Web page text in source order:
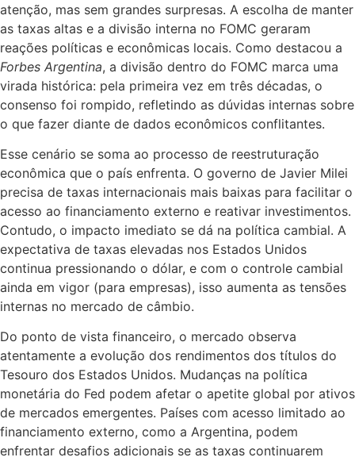
atenção, mas sem grandes surpresas. A escolha de manter
as taxas altas e a divisão interna no FOMC geraram
reações políticas e econômicas locais. Como destacou a
Forbes Argentina, a divisão dentro do FOMC marca uma
virada histórica: pela primeira vez em três décadas, o
consenso foi rompido, refletindo as dúvidas internas sobre
o que fazer diante de dados econômicos conflitantes.
Esse cenário se soma ao processo de reestruturação
econômica que o país enfrenta. O governo de Javier Milei
precisa de taxas internacionais mais baixas para facilitar o
acesso ao financiamento externo e reativar investimentos.
Contudo, o impacto imediato se dá na política cambial. A
expectativa de taxas elevadas nos Estados Unidos
continua pressionando o dólar, e com o controle cambial
ainda em vigor (para empresas), isso aumenta as tensões
internas no mercado de câmbio.
Do ponto de vista financeiro, o mercado observa
atentamente a evolução dos rendimentos dos títulos do
Tesouro dos Estados Unidos. Mudanças na política
monetária do Fed podem afetar o apetite global por ativos
de mercados emergentes. Países com acesso limitado ao
financiamento externo, como a Argentina, podem
enfrentar desafios adicionais se as taxas continuarem